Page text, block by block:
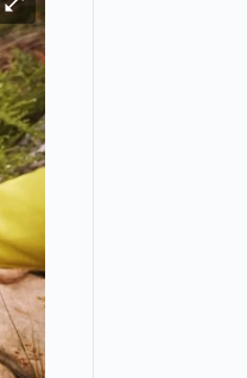
Bild vergrößern